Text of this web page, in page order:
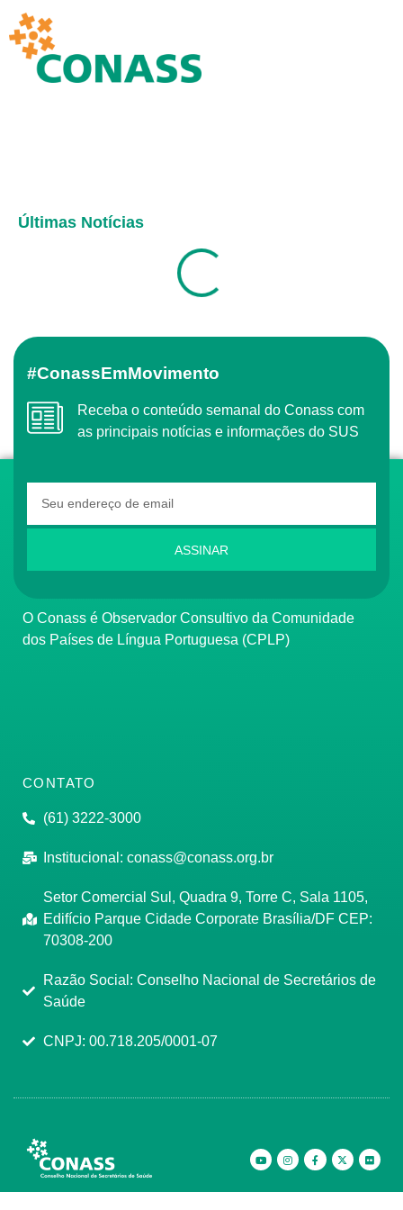
Últimas Notícias
#ConassEmMovimento
Receba o conteúdo semanal do Conass com
as principais notícias e informações do SUS
ASSINAR
O Conass é Observador Consultivo da Comunidade
dos Países de Língua Portuguesa (CPLP)
CONTATO
(61) 3222-3000
Institucional: conass@conass.org.br
Setor Comercial Sul, Quadra 9, Torre C, Sala 1105,
Edifício Parque Cidade Corporate Brasília/DF CEP:
70308-200
Razão Social: Conselho Nacional de Secretários de
Saúde
CNPJ: 00.718.205/0001-07